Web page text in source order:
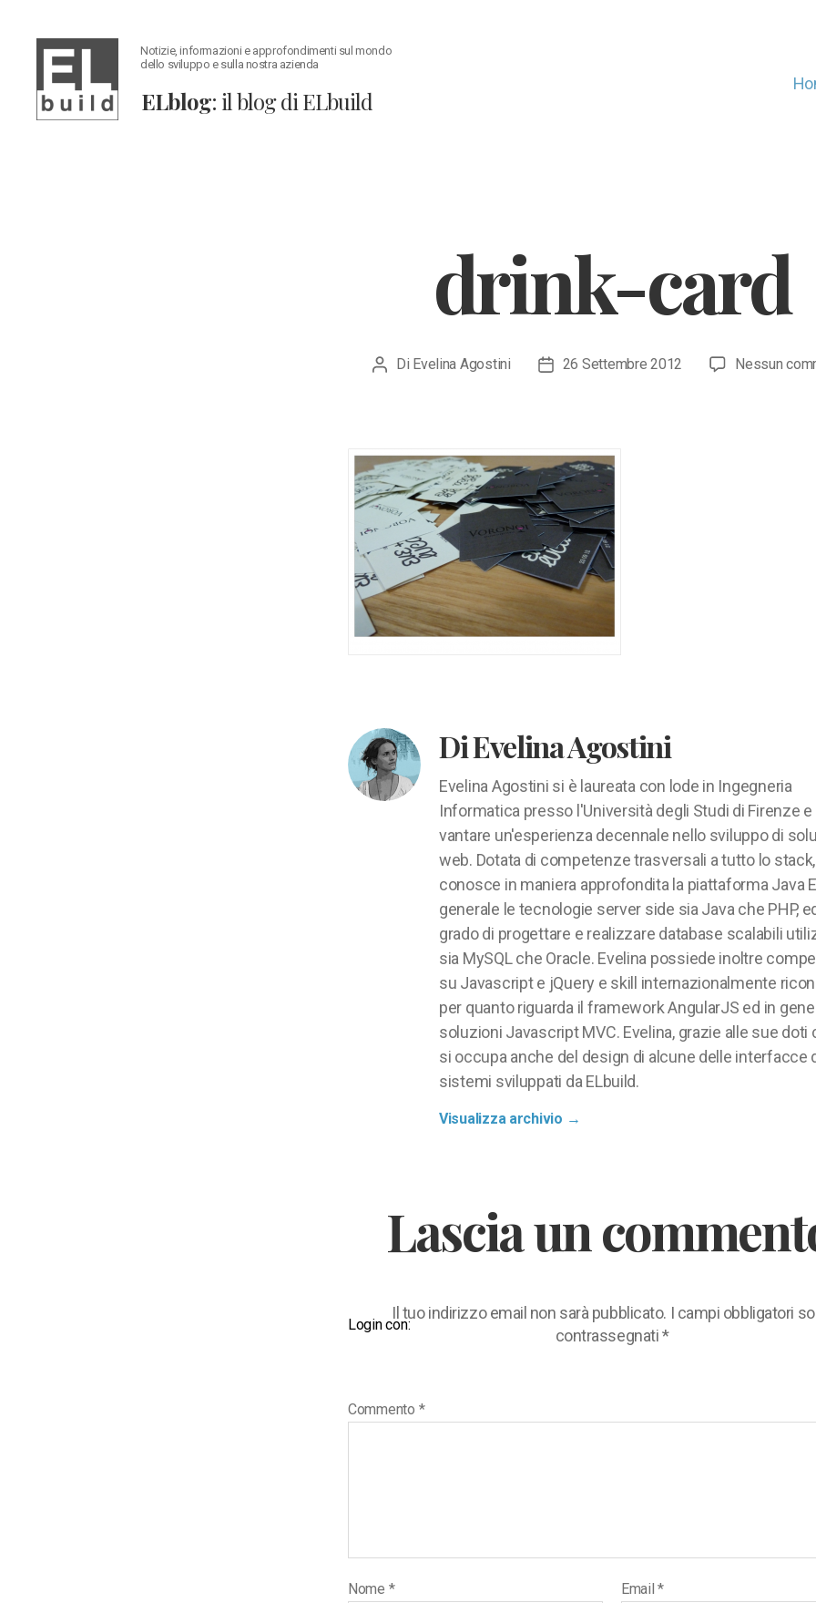
Notizie, informazioni e approfondimenti sul mondo
dello sviluppo e sulla nostra azienda
ELblog: il blog di ELbuild
drink-card
Autore
Di Evelina Agostini
Data26 Settembre 2012 Nessun
Di Evelina Agostini
Evelina Agostini si è laureata con lode in Ingegneria
Informatica presso l'Università degli Studi di Firenze e
vantare un'esperienza decennale nello sviluppo di
web. Dotata di competenze trasversali a tutto lo stack,
conosce in maniera approfondita la piattaforma Java
generale le tecnologie server side sia Java che PHP,
grado di progettare e realizzare database scalabili
sia MySQL che Oracle. Evelina possiede inoltre
su Javascript e jQuery e skill internazionalmente
per quanto riguarda il framework AngularJS ed in
soluzioni Javascript MVC. Evelina, grazie alle sue doti
si occupa anche del design di alcune delle interfacce
sistemi sviluppati da ELbuild.
Visualizza archivio →
Lascia un
Login con:
Il tuo indirizzo email non sarà pubblicato. I campi obbligatori
contrassegnati*
Commento *
Nome * Email*